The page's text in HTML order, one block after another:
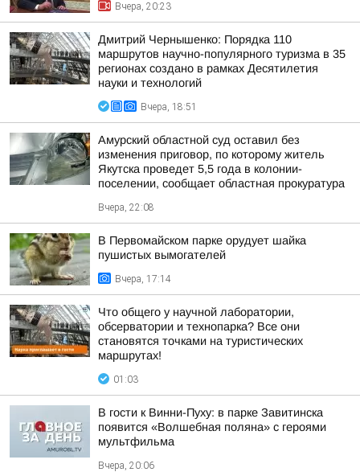
Вчера, 20:23
Дмитрий Чернышенко: Порядка 110
маршрутов научно-популярного туризма в 35
регионах создано в рамках Десятилетия
науки и технологий
Вчера, 18:51
Амурский областной суд оставил без
изменения приговор, по которому житель
Якутска проведет 5,5 года в колонии-
поселении, сообщает областная прокуратура
Вчера, 22:08
В Первомайском парке орудует шайка
пушистых вымогателей
Вчера, 17:14
Что общего у научной лаборатории,
обсерватории и технопарка? Все они
становятся точками на туристических
маршрутах!
01:03
В гости к Винни-Пуху: в парке Завитинска
появится «Волшебная поляна» с героями
мультфильма
Вчера, 20:06